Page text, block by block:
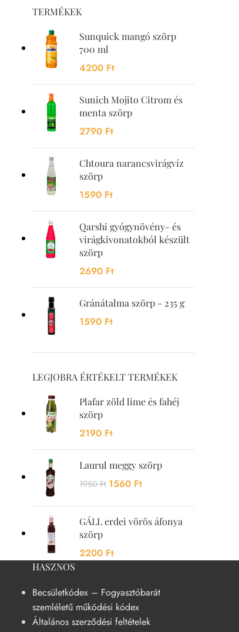
TERMÉKEK
Sunquick mangó szörp
700 ml
4200 Ft
Sunich Mojito Citrom és
menta szörp
2790 Ft
Chtoura narancsvirágvíz
szörp
1590 Ft
Qarshi gyógynövény- és
virágkivonatokból készült
szörp
2690 Ft
Gránátalma szörp - 235 g
1590 Ft
LEGJOBRA ÉRTÉKELT TERMÉKEK
Plafar zöld lime és fahéj
szörp
2190 Ft
Laurul meggy szörp
1950Ft 1560 Ft
GÁLL erdei vörös áfonya
szörp
2200 Ft
HASZNOS
Becsületkódex – Fogyasztóbarát
szemléletű működési kódex
Általános szerződési feltételek